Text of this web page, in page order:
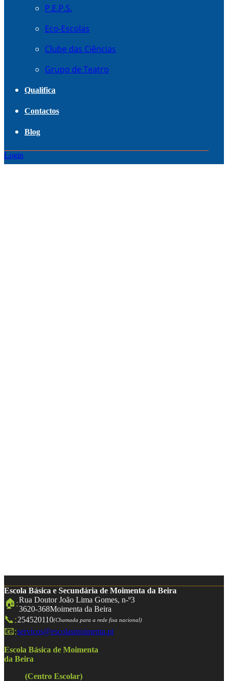
P.E.P.S.
Eco-Escolas
Clube das Ciências
Grupo de Teatro
Qualifica
Contactos
Blog
Login
Escola Básica e Secundária de Moimenta da Beira
🏠:Rua Doutor João Lima Gomes, n-º3
3620-368Moimenta da Beira
📞:254520110(Chamada para a rede fixa nacional)
📧:servicos@escolasmoimenta.pt
Escola Básica de Moimenta
da Beira
(Centro Escolar)